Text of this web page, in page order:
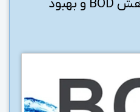
نقش نانوحباب‌ها در کاهش BOD و بهبود